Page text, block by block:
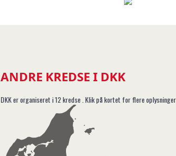
ANDRE KREDSE I DKK
DKK er organiseret i 12 kredse . Klik på kortet for flere oplysninger